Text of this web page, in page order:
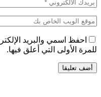
احفظ اسمي والبريد
للمرة الأولى التي أعلق فيها.